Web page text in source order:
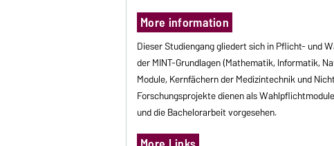
More information
Dieser Studiengang gliedert sich in Pflicht- und
der MINT-Grundlagen (Mathematik, Informatik,
Module, Kernfächern der Medizintechnik und
Forschungsprojekte dienen als
und die Bachelorarbeit vorgesehen.